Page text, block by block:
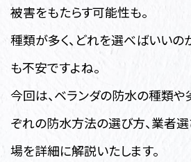
被害をもたらす可能性も。
種類が多く、どれを選べばいいの
も不安ですよね。
今回は、ベランダの防水の種類や
ぞれの防水方法の選び方、業者選
場を詳細に解説いたします。